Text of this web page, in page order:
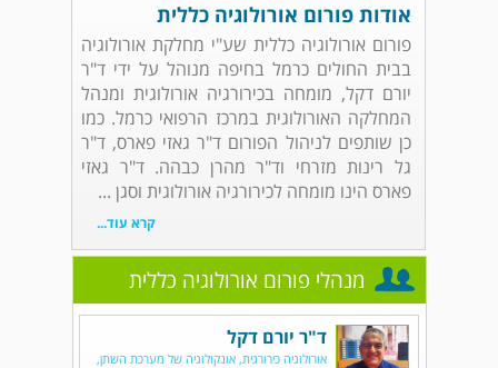
אודות פורום אורולוגיה כללית
פורום אורולוגיה כללית שע"י מחלקת אורולוגיה
בבית החולים כרמל בחיפה מנוהל על ידי ד"ר
יורם דקל, מומחה בכירורגיה אורולוגית ומנהל
המחלקה האורולוגית במרכז הרפואי כרמל. כמו
כן שותפים לניהול הפורום ד"ר גאזי פארס, ד"ר
גל רינות מזרחי וד"ר מהרן כבהה. ד"ר גאזי
פארס הינו מומחה לכירורגיה אורולוגית וסגן ...
קרא עוד...
מנהלי פורום אורולוגיה כללית
ד"ר יורם דקל
אורולוגיה כירורגית, אונקולוגיה של מערכת השתן,